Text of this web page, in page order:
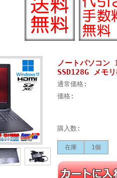
ノートパソコ
SSD128G メ
通常価格:
価格:
購入数:
在庫 1個